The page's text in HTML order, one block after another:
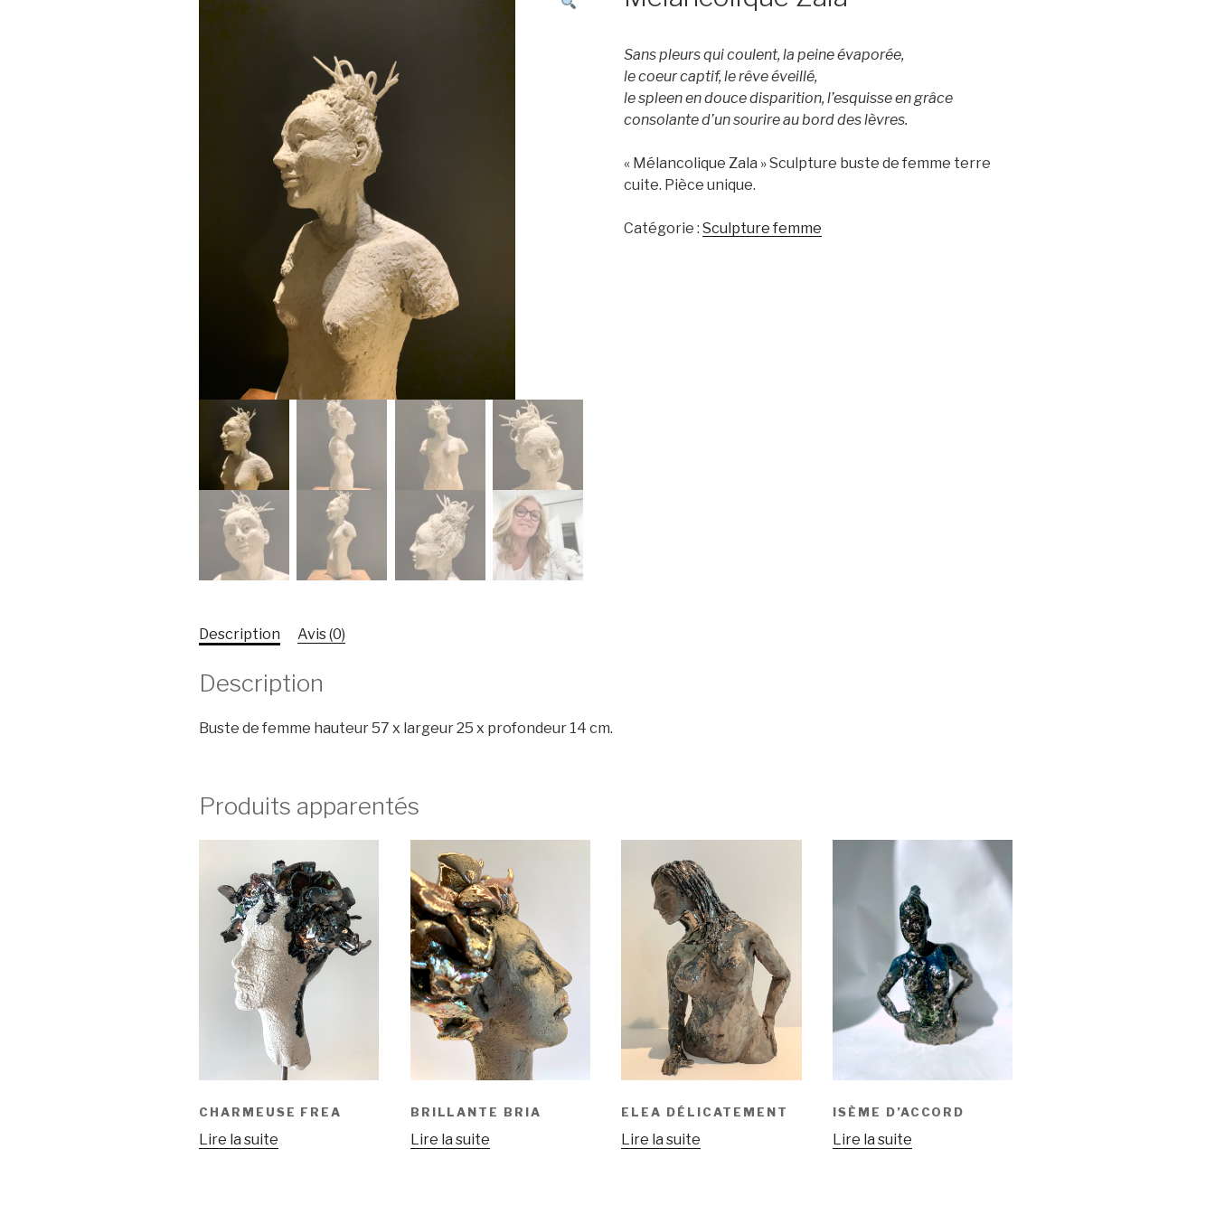
Sans pleurs qui coulent, la peine évaporée,
le coeur captif, le rêve éveillé,
le spleen en douce disparition, l’esquisse en grâce
consolante d’un sourire au bord des lèvres.
« Mélancolique Zala » Sculpture buste de femme terre
cuite. Pièce unique.
Catégorie :Sculpture femme
Description Avis (0)
Description
Buste de femme hauteur 57 x largeur 25 x profondeur 14 cm.
Produits apparentés
CHARMEUSE FREA
Lire la suite
BRILLANTE BRIA
Lire la suite
ELEA DÉLICATEMENT
Lire la suite
ISÈME D’ACCORD
Lire la suite